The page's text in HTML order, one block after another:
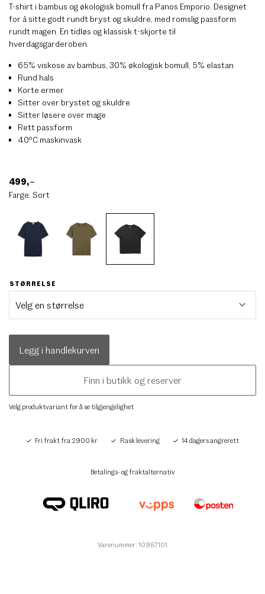
T-shirt i bambus og økologisk bomull fra Panos Emporio. Designet
for å sitte godt rundt bryst og skuldre, med romslig passform
rundt magen. En tidløs og klassisk t-skjorte til
hverdagsgarderoben.
65% viskose av bambus, 30% økologisk bomull, 5% elastan
Rund hals
Korte ermer
Sitter over brystet og skuldre
Sitter løsere over mage
Rett passform
40ºC maskinvask
499,–
Farge: Sort
STØRRELSE
Legg i handlekurven
Finn i butikk og reserver
Velg produktvariant for å se tilgjengelighet
Fri frakt fra 2900 kr Rask levering 14 dagers angrerett
Betalings- og fraktalternativ
Varenummer: 10987101